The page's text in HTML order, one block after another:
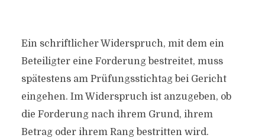
Ein schriftlicher Widerspruch, mit dem ein
Beteiligter eine Forderung bestreitet, muss
spätestens am Prüfungsstichtag bei Gericht
eingehen. Im Widerspruch ist anzugeben, ob
die Forderung nach ihrem Grund, ihrem
Betrag oder ihrem Rang bestritten wird.